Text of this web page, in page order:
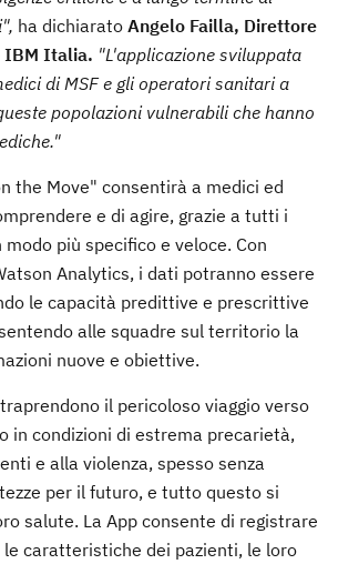
ha dichiarato Angelo Failla, Direttore
IBM Italia. "L'applicazione sviluppata
di MSF e gli operatori sanitari a
popolazioni vulnerabili che hanno
the Move" consentirà a medici ed
e di agire, grazie a tutti i
più specifico e veloce. Con
Analytics, i dati potranno essere
le capacità predittive e prescrittive
alle squadre sul territorio la
nuove e obiettive.
il pericoloso viaggio verso
in condizioni di estrema precarietà,
e alla violenza, spesso senza
per il futuro, e tutto questo si
salute. La App consente di registrare
caratteristiche dei pazienti, le loro